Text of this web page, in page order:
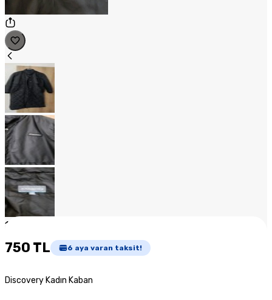
1
750 TL 6 aya varan taksit!
Discovery Kadın Kaban